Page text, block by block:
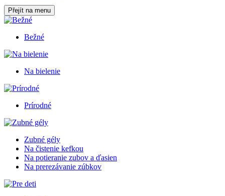
Přejít na menu
Bežné
Na bielenie
Prírodné
Zubné gély
Na čistenie kefkou
Na potieranie zubov a ďasien
Na prerezávanie zúbkov